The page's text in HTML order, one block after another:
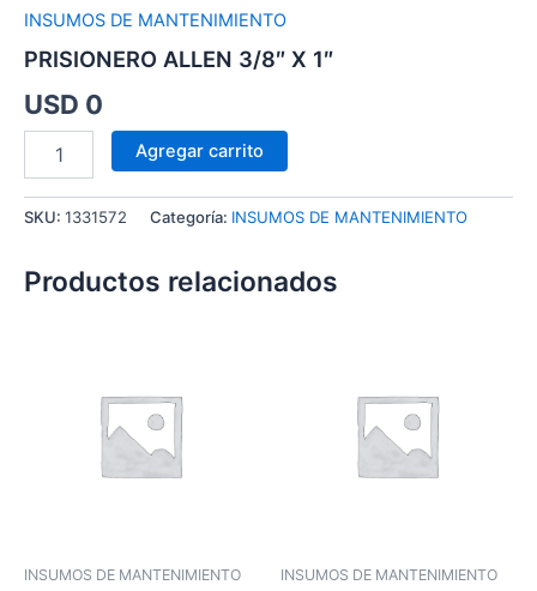
INSUMOS DE MANTENIMIENTO
PRISIONERO ALLEN 3/8″ X 1″
USD 0
Agregar carrito
SKU: 1331572 Categoría: INSUMOS DE MANTENIMIENTO
Productos relacionados
INSUMOS DE MANTENIMIENTO INSUMOS DE MANTENIMIENTO